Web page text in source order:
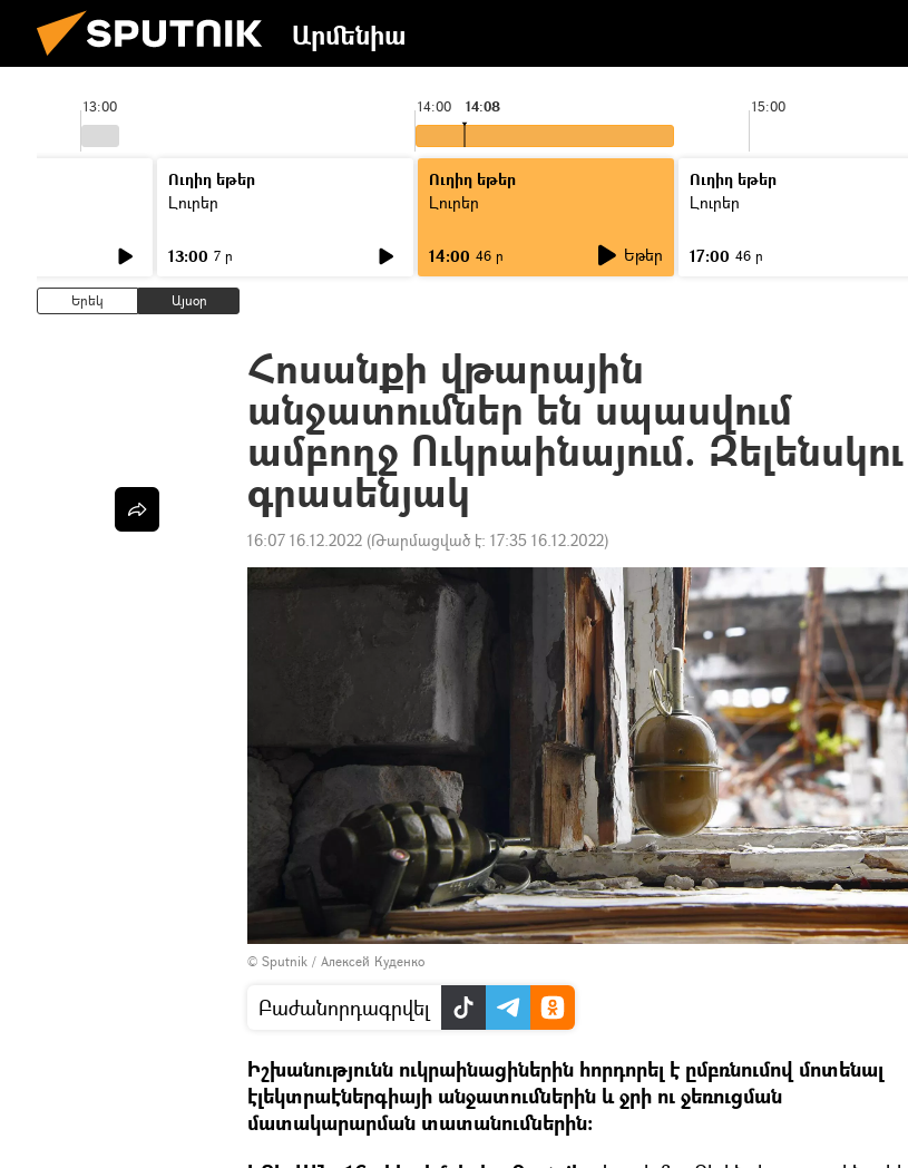
Արմենիա
13:00 14:00 15:00
14:08
Ուղիղ եթեր
Լուրեր
13:00 7 ր
Ուղիղ եթեր
Լուրեր
14:00 46 ր Եթեր
Ուղիղ եթեր
Լուրեր
17:00 46 ր
Երեկ Այսօր
Հոսանքի վթարային
անջատումներ են սպասվում
ամբողջ Ուկրաինայում. Զելենսկու
գրասենյակ
16:07 16.12.2022 (Թարմացված է: 17:35 16.12.2022)
© Sputnik / Алексей Куденко
Բաժանորդագրվել
Իշխանությունն ուկրաինացիներին հորդորել է ըմբռնումով մոտենալ
էլեկտրաէներգիայի անջատումներին և ջրի ու ջեռուցման
մատակարարման տատանումներին։